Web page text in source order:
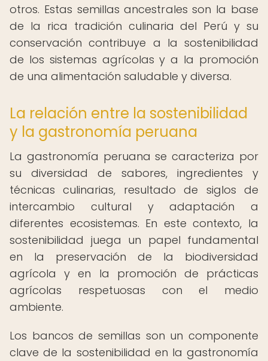
otros. Estas semillas ancestrales son la base
de la rica tradición culinaria del Perú y su
conservación contribuye a la sostenibilidad
de los sistemas agrícolas y a la promoción
de una alimentación saludable y diversa.
La relación entre la sostenibilidad
y la gastronomía peruana
La gastronomía peruana se caracteriza por
su diversidad de sabores, ingredientes y
técnicas culinarias, resultado de siglos de
intercambio cultural y adaptación a
diferentes ecosistemas. En este contexto, la
sostenibilidad juega un papel fundamental
en la preservación de la biodiversidad
agrícola y en la promoción de prácticas
agrícolas respetuosas con el medio
ambiente.
Los bancos de semillas son un componente
clave de la sostenibilidad en la gastronomía